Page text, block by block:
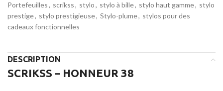
Portefeuilles, scrikss, stylo, stylo à bille, stylo haut gamme, stylo
prestige, stylo prestigieuse, Stylo-plume, stylos pour des
cadeaux fonctionnelles
DESCRIPTION
SCRIKSS – HONNEUR 38